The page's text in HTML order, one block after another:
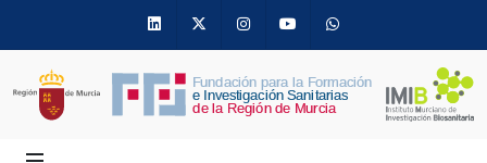
Linkedin Twitter InstagramYoutube